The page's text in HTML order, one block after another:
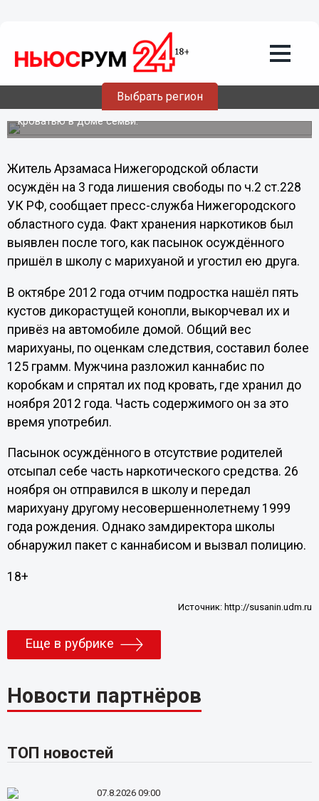
Выбрать регион
13.06.201314:44
Нижегородский подросток пришёл в
школу с марихуаной отчима
Коробки с наркотическим средством хранились под
кроватью в доме семьи.
Житель Арзамаса Нижегородской области
осуждён на 3 года лишения свободы по ч.2 ст.228
УК РФ, сообщает пресс-служба Нижегородского
областного суда. Факт хранения наркотиков был
выявлен после того, как пасынок осуждённого
пришёл в школу с марихуаной и угостил ею друга.
В октябре 2012 года отчим подростка нашёл пять
кустов дикорастущей конопли, выкорчевал их и
привёз на автомобиле домой. Общий вес
марихуаны, по оценкам следствия, составил более
125 грамм. Мужчина разложил каннабис по
коробкам и спрятал их под кровать, где хранил до
ноября 2012 года. Часть содержимого он за это
время употребил.
Пасынок осуждённого в отсутствие родителей
отсыпал себе часть наркотического средства. 26
ноября он отправился в школу и передал
марихуану другому несовершеннолетнему 1999
года рождения. Однако замдиректора школы
обнаружил пакет с каннабисом и вызвал полицию.
18+
Источник: http://susanin.udm.ru
Еще в рубрике
Новости партнёров
ТОП новостей
07.8.2026 09:00